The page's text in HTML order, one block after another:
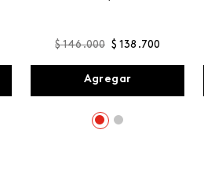
$ 146.000 $ 138 .700
Agregar